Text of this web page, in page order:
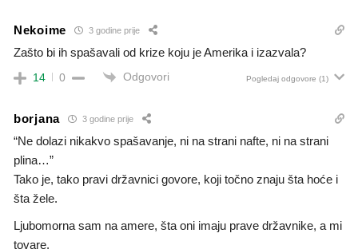
Nekoime 3 godine prije
Zašto bi ih spašavali od krize koju je Amerika i izazvala?
14 0 Odgovori Pogledaj odgovore (1)
borjana 3 godine prije
“Ne dolazi nikakvo spašavanje, ni na strani nafte, ni na strani
plina…”
Tako je, tako pravi državnici govore, koji točno znaju šta hoće i
šta žele.
Ljubomorna sam na amere, šta oni imaju prave državnike, a mi
tovare.